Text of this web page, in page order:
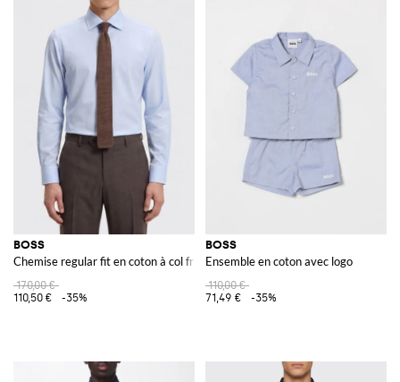
BOSS
Chemise regular fit en coton à col français
170,00 €
110,50 €
-35%
BOSS
Ensemble en coton avec logo
110,00 €
71,49 €
-35%